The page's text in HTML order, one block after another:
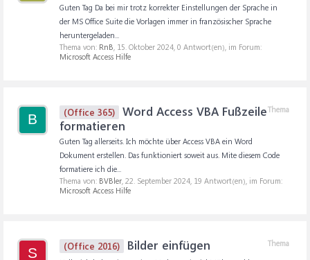
Guten Tag Da bei mir trotz korrekter Einstellungen der Sprache in
der MS Office Suite die Vorlagen immer in französischer Sprache
heruntergeladen...
Thema von: RnB, 15. Oktober 2024, 0 Antwort(en), im Forum:
Microsoft Access Hilfe
B
Thema
(Office 365)
Word Access VBA Fußzeile
formatieren
Guten Tag allerseits. Ich möchte über Access VBA ein Word
Dokument erstellen. Das funktioniert soweit aus. Mite diesem Code
formatiere ich die...
Thema von: BVBler, 22. September 2024, 19 Antwort(en), im Forum:
Microsoft Access Hilfe
S
Thema
(Office 2016) Bilder einfügen